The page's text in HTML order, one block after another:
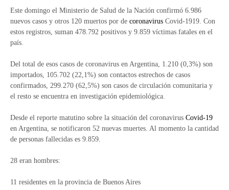
Este domingo el Ministerio de Salud de la Nación confirmó 6.986
nuevos casos y otros 120 muertos por de coronavirus Covid-1919. Con
estos registros, suman 478.792 positivos y 9.859 víctimas fatales en el
país.
Del total de esos casos de coronavirus en Argentina, 1.210 (0,3%) son
importados, 105.702 (22,1%) son contactos estrechos de casos
confirmados, 299.270 (62,5%) son casos de circulación comunitaria y
el resto se encuentra en investigación epidemiológica.
Desde el reporte matutino sobre la situación del coronavirus Covid-19
en Argentina, se notificaron 52 nuevas muertes. Al momento la cantidad
de personas fallecidas es 9.859.
28 eran hombres:
11 residentes en la provincia de Buenos Aires